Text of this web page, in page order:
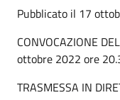
Pubblicato il 17
CONVOCAZIONE
ottobre 2022 ore
TRASMESSA IN